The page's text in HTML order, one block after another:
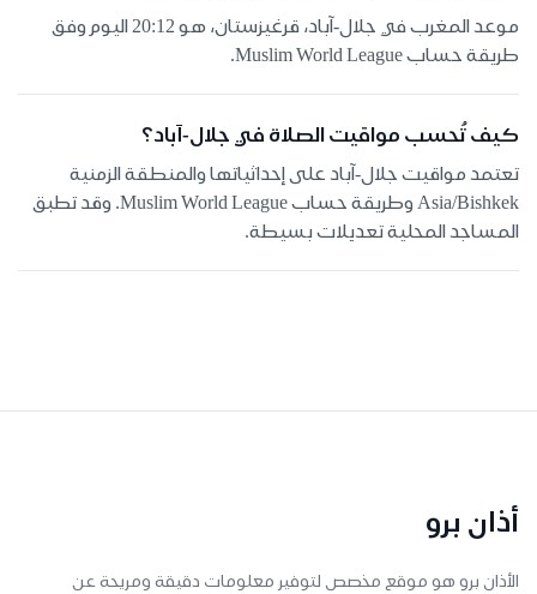
موعد المغرب في جلال-آباد، قرغيزستان، هو 20:12 اليوم وفق
طريقة حساب Muslim World League.
كيف تُحسب مواقيت الصلاة في جلال-آباد؟
تعتمد مواقيت جلال-آباد على إحداثياتها والمنطقة الزمنية
Asia/Bishkek وطريقة حساب Muslim World League. وقد تطبق
المساجد المحلية تعديلات بسيطة.
أذان برو
الأذان برو هو موقع مخصص لتوفير معلومات دقيقة ومريحة عن